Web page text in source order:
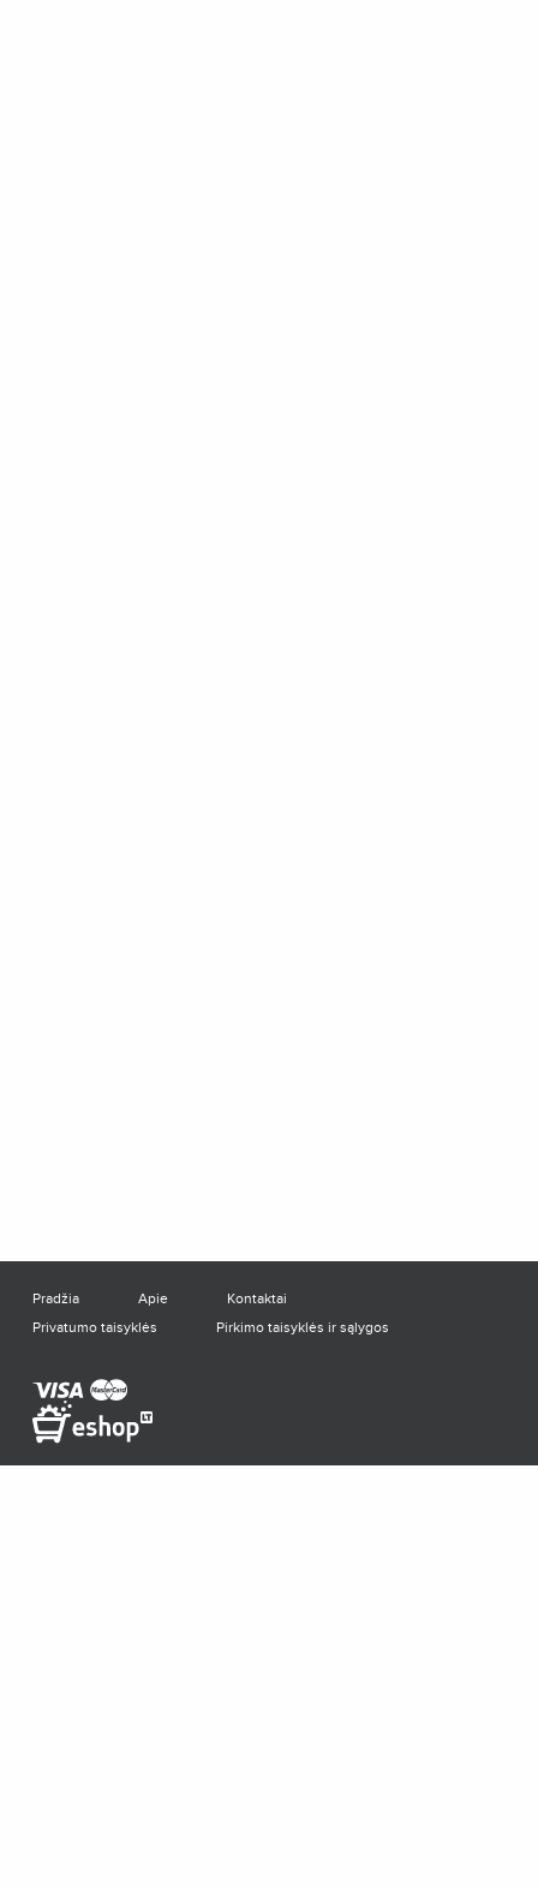
Pradžia Apie
Kontaktai
Privatumo taisyklės
Pirkimo taisyklės ir sąlygos